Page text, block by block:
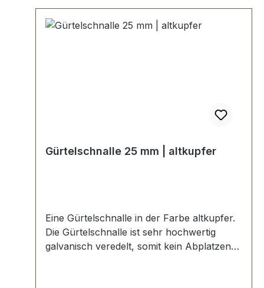
Gürtelschnalle 25 mm | altkupfer
Eine Gürtelschnalle in der Farbe altkupfer.
Die Gürtelschnalle ist sehr hochwertig
galvanisch veredelt, somit kein Abplatzen